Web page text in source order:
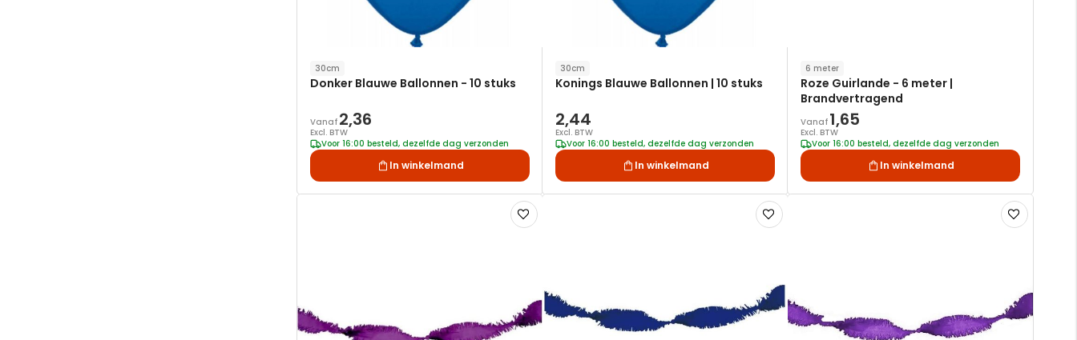
30cm
Donker Blauwe Ballonnen - 10 stuks
Vanaf 2,36
Excl. BTW
Voor 16:00 besteld, dezelfde dag verzonden
In winkelmand
30cm
Konings Blauwe Ballonnen | 10 stuks
2,44
Excl. BTW
Voor 16:00 besteld, dezelfde dag verzonden
In winkelmand
6 meter
Roze Guirlande - 6 meter |
Brandvertragend
Vanaf 1,65
Excl. BTW
Voor 16:00 besteld, dezelfde dag verzonden
In winkelmand
Voeg
toe
Voeg
toe
Voeg
toe